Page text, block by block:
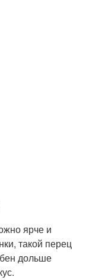
ярче и
такой перец
дольше